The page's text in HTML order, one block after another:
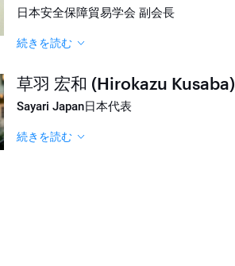
日本安全保障貿易学会 副会長
続きを読む
草羽 宏和 (Hirokazu Kusaba)
Sayari Japan日本代表
続きを読む